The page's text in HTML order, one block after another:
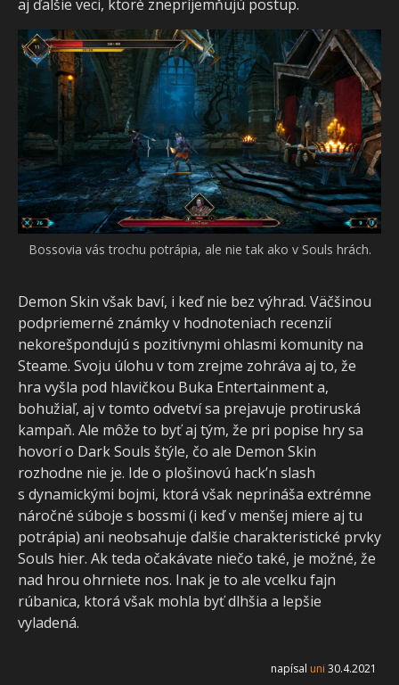
aj ďalšie veci, ktoré znepríjemňujú postup.
Bossovia vás trochu potrápia, ale nie tak ako v Souls hrách.
Demon Skin však baví, i keď nie bez výhrad. Väčšinou
podpriemerné známky v hodnoteniach recenzií
nekorešpondujú s pozitívnymi ohlasmi komunity na
Steame. Svoju úlohu v tom zrejme zohráva aj to, že
hra vyšla pod hlavičkou Buka Entertainment a,
bohužiaľ, aj v tomto odvetví sa prejavuje protiruská
kampaň. Ale môže to byť aj tým, že pri popise hry sa
hovorí o Dark Souls štýle, čo ale Demon Skin
rozhodne nie je. Ide o plošinovú hack’n slash
s dynamickými bojmi, ktorá však neprináša extrémne
náročné súboje s bossmi (i keď v menšej miere aj tu
potrápia) ani neobsahuje ďalšie charakteristické prvky
Souls hier. Ak teda očakávate niečo také, je možné, že
nad hrou ohrniete nos. Inak je to ale vcelku fajn
rúbanica, ktorá však mohla byť dlhšia a lepšie
vyladená.
napísal uni 30.4.2021